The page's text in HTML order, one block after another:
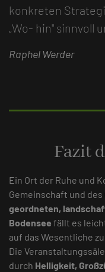
konkreten
„Wo- hin" sinnvoll
Raphel Werder
Fazit
Ein Ort der Ruhe und
Gemeinschaft und
geordneten,
Bodensee fällt es
auf das Wesentliche zu
Die
durch Helligkeit,